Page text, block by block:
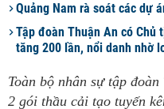
Quảng Nam rà soát các dự
Tập đoàn Thuận An có
tăng 200 lần, nổi danh nhờ
Toàn bộ nhân sự tập
2 gói thầu cải tạo tuyến